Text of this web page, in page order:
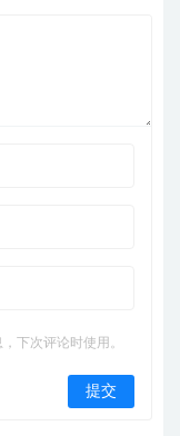
下次评论时使用。